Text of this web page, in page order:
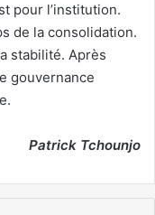
pour l’institution.
de la consolidation.
stabilité. Après
gouvernance
Patrick Tchounjo